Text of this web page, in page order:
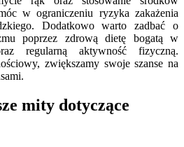
w ograniczeniu ryzyka zakażenia
Dodatkowo warto zadbać o
poprzez zdrową dietę bogatą w
regularną aktywność fizyczną.
zwiększamy swoje szanse na
mity dotyczące